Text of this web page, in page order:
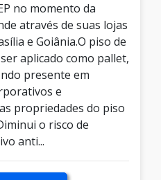
no momento da
através de suas lojas
e Goiânia.O piso de
aplicado como pallet,
presente em
e
propriedades do piso
o risco de
anti...